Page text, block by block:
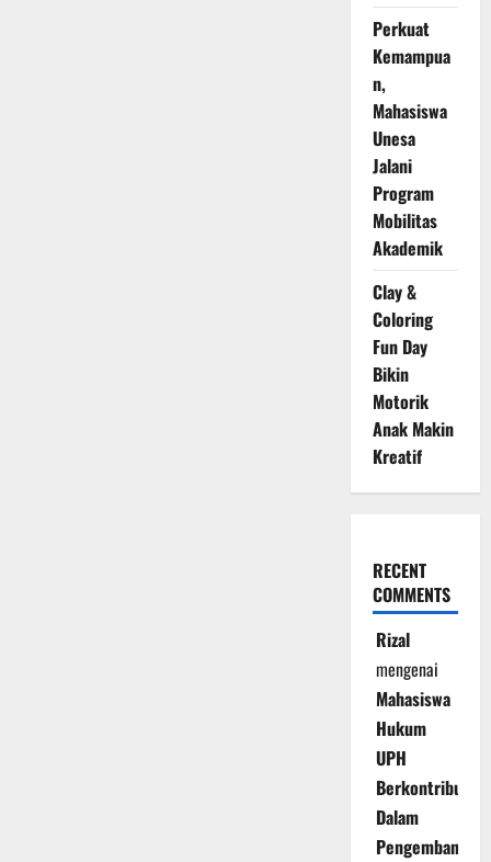
Perkuat
Kemampua
n,
Mahasiswa
Unesa
Jalani
Program
Mobilitas
Akademik
Clay &
Coloring
Fun Day
Bikin
Motorik
Anak Makin
Kreatif
RECENT
COMMENTS
Rizal
mengenai
Mahasiswa
Hukum
UPH
Berkontribusi
Dalam
Pengembangan